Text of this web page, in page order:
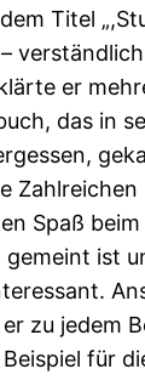
Titel
–
er
das in
Spaß
ist
zu jedem
für